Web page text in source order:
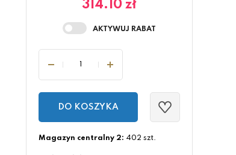
314.10 zł
DO KOSZYKA
Magazyn centralny 2: 402 szt.